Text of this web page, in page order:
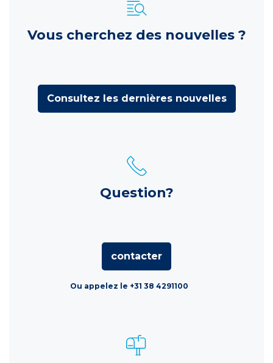
Vous cherchez des nouvelles ?
Consultez les dernières nouvelles
Question?
contacter
Ou appelez le +31 38 4291100